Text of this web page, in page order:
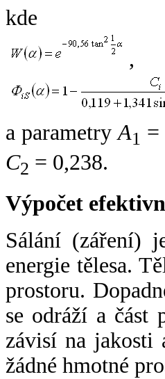
kde
,
a parametryA1
C2 = 0,238.
Výpočet
Sálání (záření)
energie tělesa.
prostoru.
se odráží a část
závisí na jakosti
žádné hmotné